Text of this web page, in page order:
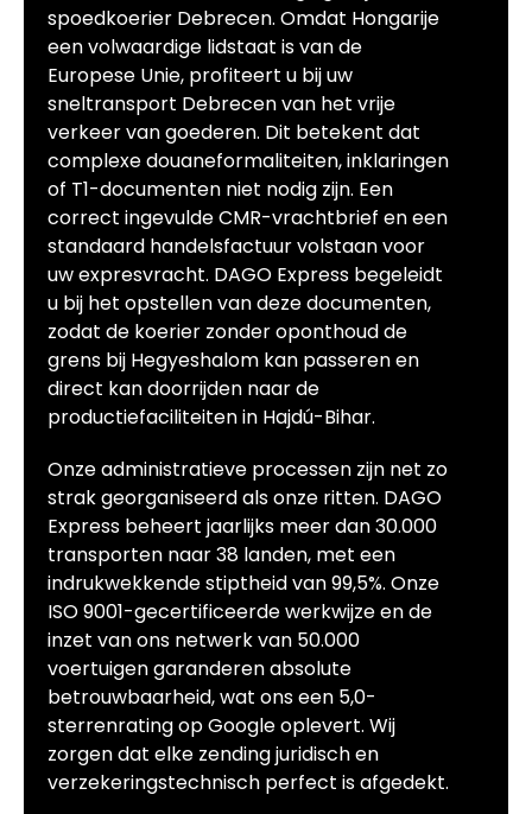
spoedkoerier Debrecen. Omdat Hongarije
een volwaardige lidstaat is van de
Europese Unie, profiteert u bij uw
sneltransport Debrecen van het vrije
verkeer van goederen. Dit betekent dat
complexe douaneformaliteiten, inklaringen
of T1-documenten niet nodig zijn. Een
correct ingevulde CMR-vrachtbrief en een
standaard handelsfactuur volstaan voor
uw expresvracht. DAGO Express begeleidt
u bij het opstellen van deze documenten,
zodat de koerier zonder oponthoud de
grens bij Hegyeshalom kan passeren en
direct kan doorrijden naar de
productiefaciliteiten in Hajdú-Bihar.
Onze administratieve processen zijn net zo
strak georganiseerd als onze ritten. DAGO
Express beheert jaarlijks meer dan 30.000
transporten naar 38 landen, met een
indrukwekkende stiptheid van 99,5%. Onze
ISO 9001-gecertificeerde werkwijze en de
inzet van ons netwerk van 50.000
voertuigen garanderen absolute
betrouwbaarheid, wat ons een 5,0-
sterrenrating op Google oplevert. Wij
zorgen dat elke zending juridisch en
verzekeringstechnisch perfect is afgedekt.